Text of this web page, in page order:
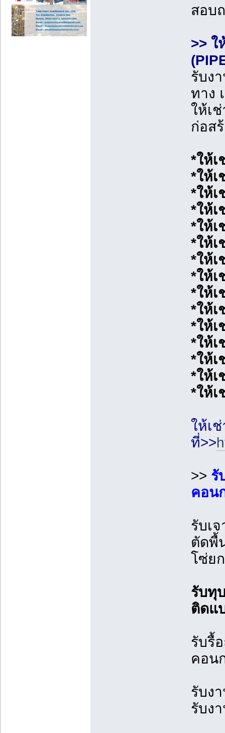
สอบ
>> ใ
รับง
ทาง
ให้เ
ก่อส
*ให้
*ให้เ
*ให้
*ให้เ
*ให้เ
*ให้เ
*ให้เ
*ให้เ
*ให้
*ให้
*ให้เ
*ให้เ
*ให้เ
*ให้
*ให้เ
ให้เ
ที่>>
>> รั
คอน
รับเ
ตัดพื้
โซ่ย
รับทุ
ติดแ
รับรื้
คอน
รับง
รับง